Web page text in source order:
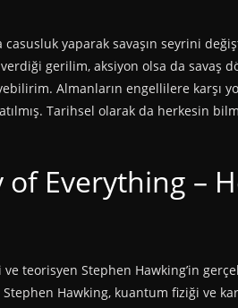
casusluk yaparak savaşın seyrini
gerilim, aksiyon olsa da savaş
Almanların engellilere karşı
Tarihsel olarak da herkesin
of Everything –
teorisyen Stephen Hawking’in
Hawking, kuantum fiziği ve